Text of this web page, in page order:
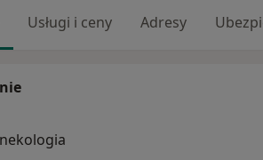
Usługi i ceny Adresy